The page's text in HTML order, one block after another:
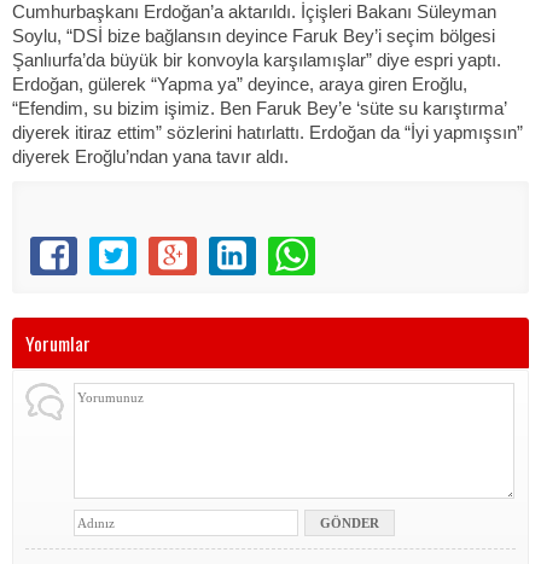
Cumhurbaşkanı Erdoğan’a aktarıldı. İçişleri Bakanı Süleyman
Soylu, “DSİ bize bağlansın deyince Faruk Bey’i seçim bölgesi
Şanlıurfa’da büyük bir konvoyla karşılamışlar” diye espri yaptı.
Erdoğan, gülerek “Yapma ya” deyince, araya giren Eroğlu,
“Efendim, su bizim işimiz. Ben Faruk Bey’e ‘süte su karıştırma’
diyerek itiraz ettim” sözlerini hatırlattı. Erdoğan da “İyi yapmışsın”
diyerek Eroğlu’ndan yana tavır aldı.
Yorumlar